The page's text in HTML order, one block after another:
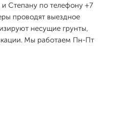
Степану по телефону +7
проводят выездное
несущие грунты,
Мы работаем Пн-Пт